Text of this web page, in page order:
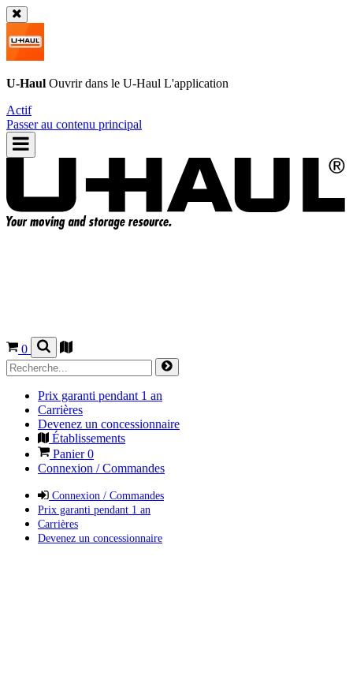
U-Haul Ouvrir dans le U-Haul L'application
Actif
Passer au contenu principal
0
Prix garanti pendant 1 an
Carrières
Devenez un concessionnaire
Établissements
Panier0
Connexion / Commandes
Connexion / Commandes
Prix garanti pendant 1 an
Carrières
Devenez un concessionnaire